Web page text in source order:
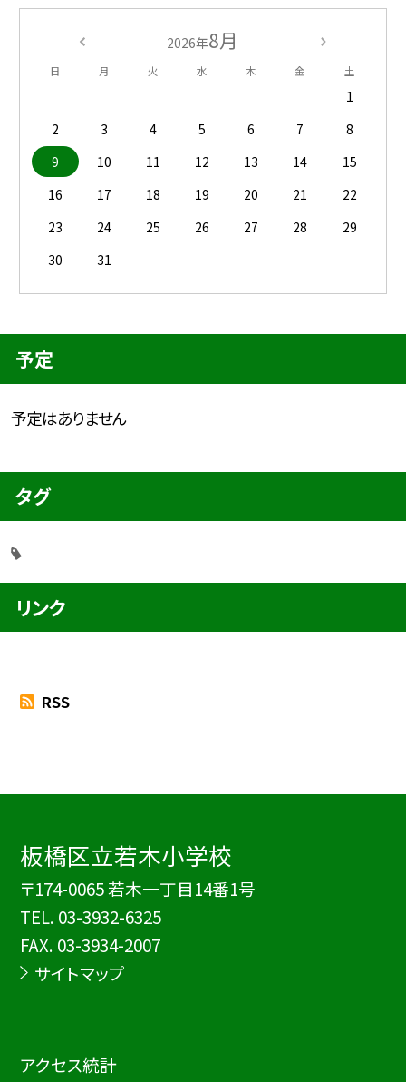
2026年8月
日 月 火 水 木 金 土
1
2
3 4 5 6 7
8
9
10 11 12 13 14
15
16
17 18 19 20 21
22
23
24 25 26 27 28
29
30
31
予定
予定はありません
タグ
リンク
RSS
板橋区立若木小学校
〒174-0065 若木一丁目14番1号
TEL. 03-3932-6325
FAX. 03-3934-2007
サイトマップ
アクセス統計